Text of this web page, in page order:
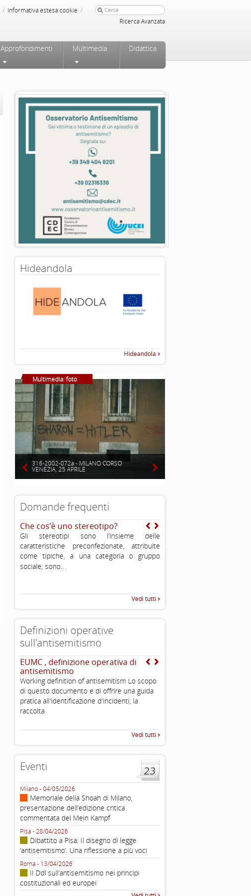
/ Informativa estesa cookie /
Ricerca Avanzata
Approfondimenti Multimedia Didattica
Hideandola
Hideandola
Multimedia: foto
316-2002-072a - MILANO CORSO
VENEZIA, 25 APRILE
Domande frequenti
Che cos’è uno stereotipo?
Gli stereotipi sono l’insieme delle
caratteristiche preconfezionate, attribuite
come tipiche, a una categoria o gruppo
sociale, sono...
Vedi tutti
Definizioni operative
sull’antisemitismo
EUMC , definizione operativa di
antisemitismo
Working definition of antisemitism Lo scopo
di questo documento e di offrire una guida
pratica all'identificazione d'incidenti, la
raccolta
Vedi tutti
Eventi
Milano - 04/05/2026
Memoriale della Shoah di Milano,
presentazione dell’edizione critica
commentata del Mein Kampf
Pisa - 28/04/2026
Dibattito a Pisa: Il disegno di legge
‘antisemitismo’. Una riflessione a più voci
Roma - 13/04/2026
Il Ddl sull’antisemitismo nei principi
costituzionali ed europei